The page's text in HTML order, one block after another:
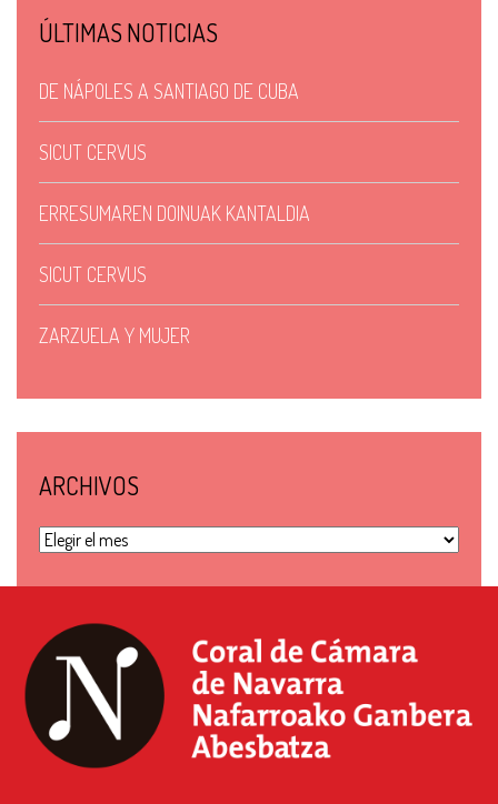
ÚLTIMAS NOTICIAS
DE NÁPOLES A SANTIAGO DE CUBA
SICUT CERVUS
ERRESUMAREN DOINUAK KANTALDIA
SICUT CERVUS
ZARZUELA Y MUJER
ARCHIVOS
Archivos